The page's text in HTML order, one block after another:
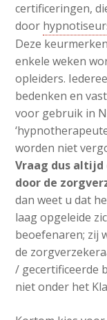
certificeringen,
door
Deze
enkele weken
opleiders.
bedenken en
voor gebruik in
worden niet
Vraag dus
door de
dan weet u dat
laag opgeleide
beoefenaren; zij
de
/ gecertificeerde
niet onder het